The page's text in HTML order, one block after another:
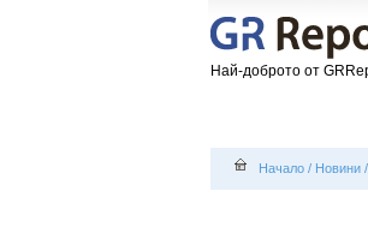
Най-доброто от
Начало / Новини /